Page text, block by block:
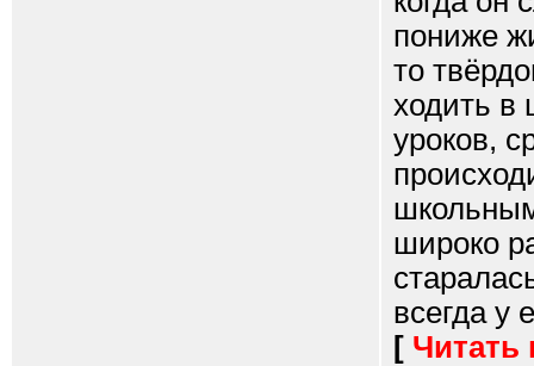
пониже
то
ходить в
уроков,
широко
всегда у
[ Читать